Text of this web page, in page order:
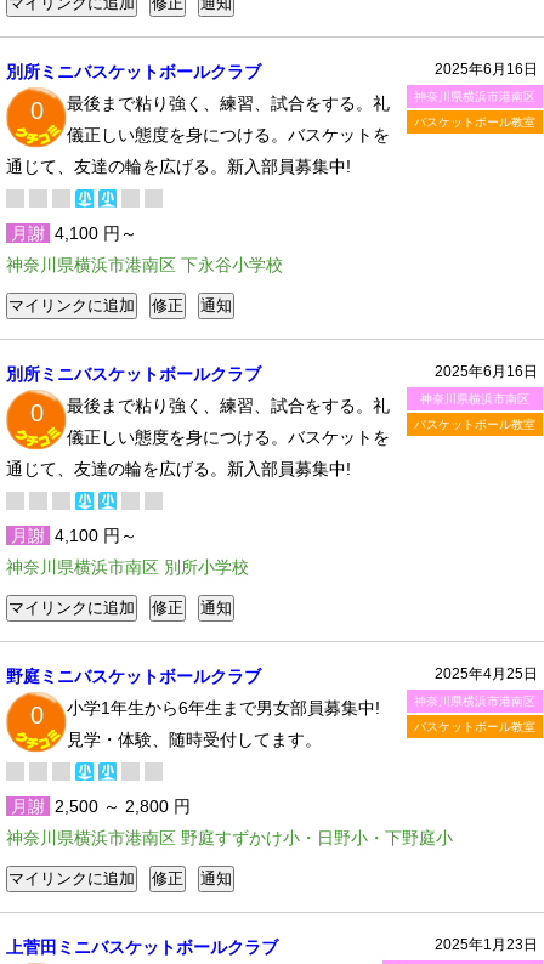
2025年6月16日
神奈川県横浜市港南区
バスケットボール教室
別所ミニバスケットボールクラブ
0
最後まで粘り強く、練習、試合をする。礼
儀正しい態度を身につける。バスケットを
通じて、友達の輪を広げる。新入部員募集中!
月謝 4,100 円～
神奈川県横浜市港南区 下永谷小学校
2025年6月16日
神奈川県横浜市南区
バスケットボール教室
別所ミニバスケットボールクラブ
0
最後まで粘り強く、練習、試合をする。礼
儀正しい態度を身につける。バスケットを
通じて、友達の輪を広げる。新入部員募集中!
月謝 4,100 円～
神奈川県横浜市南区 別所小学校
2025年4月25日
神奈川県横浜市港南区
バスケットボール教室
野庭ミニバスケットボールクラブ
0
小学1年生から6年生まで男女部員募集中!
見学・体験、随時受付してます。
月謝 2,500 ～ 2,800 円
神奈川県横浜市港南区 野庭すずかけ小・日野小・下野庭小
2025年1月23日
上菅田ミニバスケットボールクラブ